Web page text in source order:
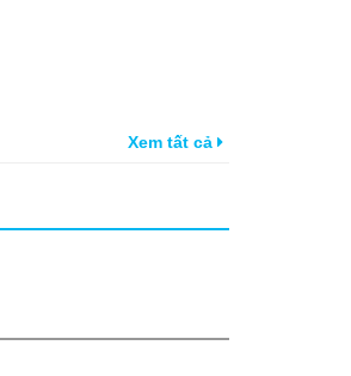
Xem tất cả